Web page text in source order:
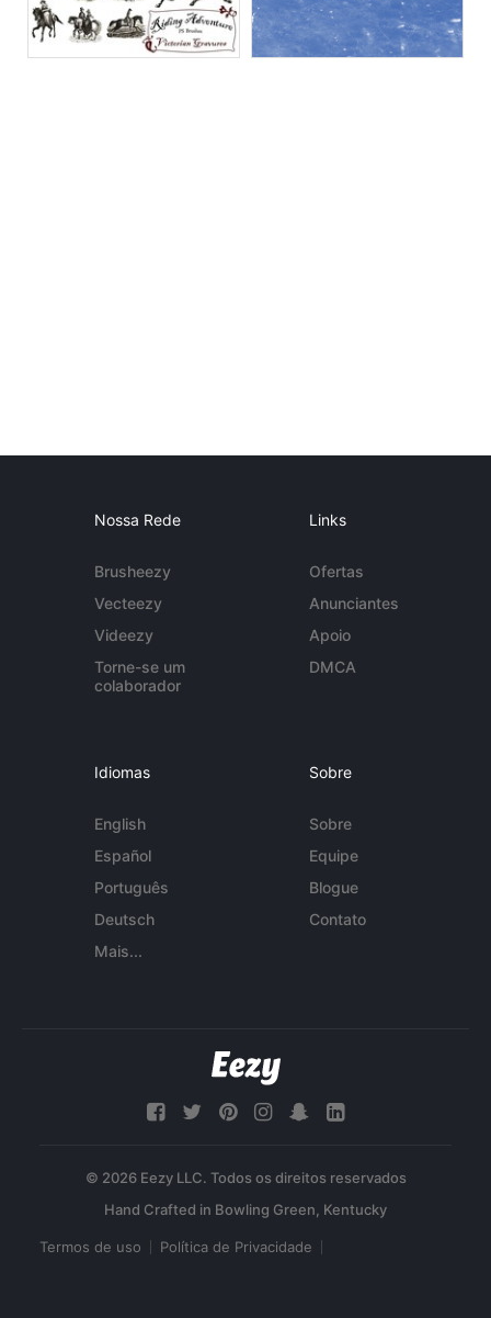
Nossa Rede
Brusheezy
Vecteezy
Videezy
Torne-se um
colaborador
Links
Ofertas
Anunciantes
Apoio
DMCA
Idiomas
English
Español
Português
Deutsch
Mais...
Sobre
Sobre
Equipe
Blogue
Contato
© 2026 Eezy LLC. Todos os direitos reservados
Termos de uso Política de Privacidade